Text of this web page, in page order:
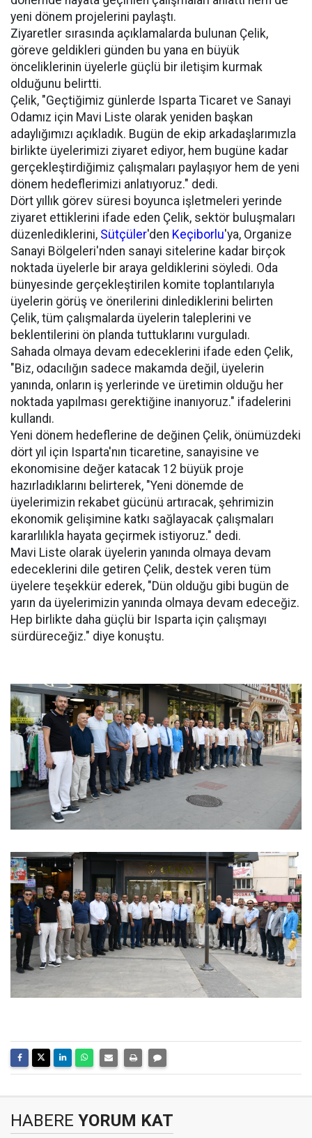
yeni dönem projelerini paylaştı.
Ziyaretler sırasında açıklamalarda bulunan Çelik,
göreve geldikleri günden bu yana en büyük
önceliklerinin üyelerle güçlü bir iletişim kurmak
olduğunu belirtti.
Çelik, "Geçtiğimiz günlerde Isparta Ticaret ve Sanayi
Odamız için Mavi Liste olarak yeniden başkan
adaylığımızı açıkladık. Bugün de ekip arkadaşlarımızla
birlikte üyelerimizi ziyaret ediyor, hem bugüne kadar
gerçekleştirdiğimiz çalışmaları paylaşıyor hem de yeni
dönem hedeflerimizi anlatıyoruz." dedi.
Dört yıllık görev süresi boyunca işletmeleri yerinde
ziyaret ettiklerini ifade eden Çelik, sektör buluşmaları
düzenlediklerini, Sütçüler'den Keçiborlu'ya, Organize
Sanayi Bölgeleri'nden sanayi sitelerine kadar birçok
noktada üyelerle bir araya geldiklerini söyledi. Oda
bünyesinde gerçekleştirilen komite toplantılarıyla
üyelerin görüş ve önerilerini dinlediklerini belirten
Çelik, tüm çalışmalarda üyelerin taleplerini ve
beklentilerini ön planda tuttuklarını vurguladı.
Sahada olmaya devam edeceklerini ifade eden Çelik,
"Biz, odacılığın sadece makamda değil, üyelerin
yanında, onların iş yerlerinde ve üretimin olduğu her
noktada yapılması gerektiğine inanıyoruz." ifadelerini
kullandı.
Yeni dönem hedeflerine de değinen Çelik, önümüzdeki
dört yıl için Isparta'nın ticaretine, sanayisine ve
ekonomisine değer katacak 12 büyük proje
hazırladıklarını belirterek, "Yeni dönemde de
üyelerimizin rekabet gücünü artıracak, şehrimizin
ekonomik gelişimine katkı sağlayacak çalışmaları
kararlılıkla hayata geçirmek istiyoruz." dedi.
Mavi Liste olarak üyelerin yanında olmaya devam
edeceklerini dile getiren Çelik, destek veren tüm
üyelere teşekkür ederek, "Dün olduğu gibi bugün de
yarın da üyelerimizin yanında olmaya devam edeceğiz.
Hep birlikte daha güçlü bir Isparta için çalışmayı
sürdüreceğiz." diye konuştu.
HABERE YORUM KAT